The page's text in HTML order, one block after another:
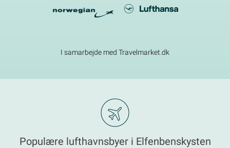
I samarbejde med Travelmarket.dk
Populære lufthavnsbyer i Elfenbenskysten